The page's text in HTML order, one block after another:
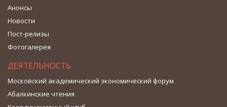
Анонсы
Новости
Пост-релизы
Фотогалерея
ДЕЯТЕЛЬНОСТЬ
Московский академический экономический форум
Абалкинские чтения